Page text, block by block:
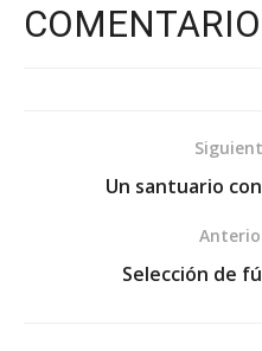
Un santuario
Selección de